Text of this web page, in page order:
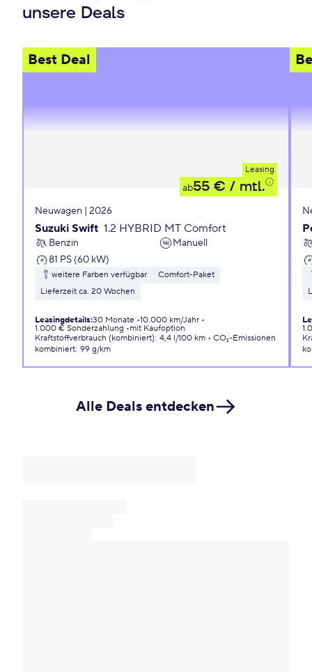
unsere Deals
Best Deal
Leasing
ab55 € / mtl.
Neuwagen | 2026
Suzuki Swift 1.2 HYBRID MT Comfort
Benzin
Manuell
81 PS (60 kW)
weitere Farben verfügbar
Comfort-Paket
Lieferzeit ca. 20 Wochen
Leasingdetails:30 Monate 10.000 km/Jahr
1.000 € Sonderzahlung
mit Kaufoption
Kraftstoffverbrauch (kombiniert): 4,4 l/100 km
CO₂-Emissionen
kombiniert: 99 g/km
Alle Deals entdecken